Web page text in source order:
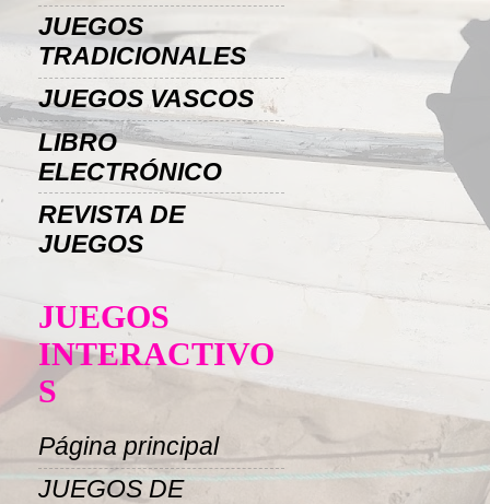
JUEGOS
TRADICIONALES
JUEGOS VASCOS
LIBRO
ELECTRÓNICO
REVISTA DE
JUEGOS
JUEGOS
INTERACTIVO
S
Página principal
JUEGOS DE